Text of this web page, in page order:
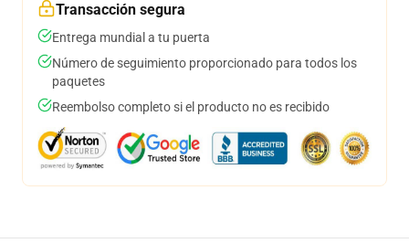
Transacción segura
Entrega mundial a tu puerta
Número de seguimiento proporcionado para todos los
paquetes
Reembolso completo si el producto no es recibido